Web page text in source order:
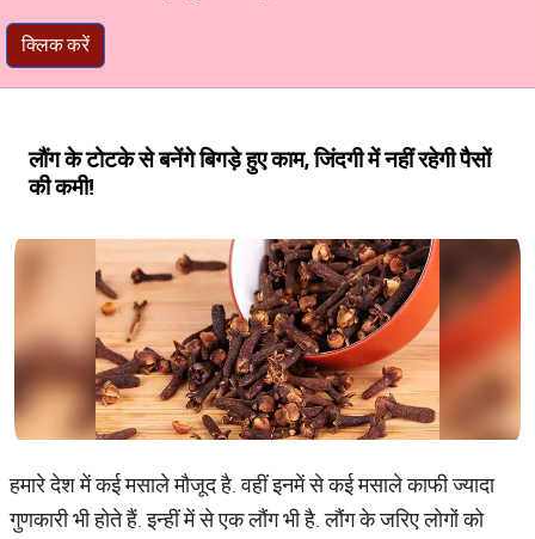
क्लिक करें
लौंग के टोटके से बनेंगे बिगड़े हुए काम, जिंदगी में नहीं रहेगी पैसों
की कमी!
हमारे देश में कई मसाले मौजूद है. वहीं इनमें से कई मसाले काफी ज्यादा
गुणकारी भी होते हैं. इन्हीं में से एक लौंग भी है. लौंग के जरिए लोगों को